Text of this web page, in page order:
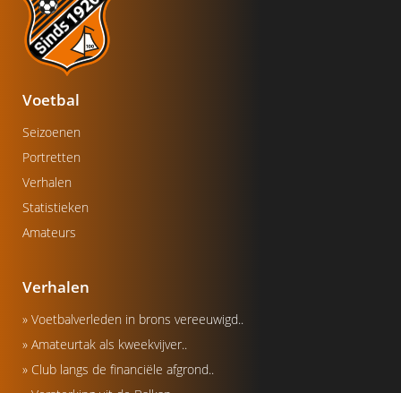
Voetbal
Seizoenen
Portretten
Verhalen
Statistieken
Amateurs
Verhalen
» Voetbalverleden in brons vereeuwigd..
» Amateurtak als kweekvijver..
» Club langs de financiële afgrond..